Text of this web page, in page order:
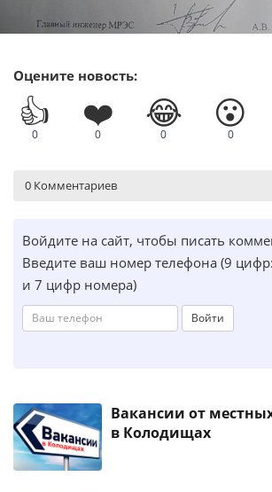
Оцените новость:
👍
0
❤️
0
😂
0
😮
0
0 Комментариев
Войдите на сайт, чтобы писать
Введите ваш номер телефона (9
и 7 цифр номера)
Войти
Вакансии от
в Колодищах